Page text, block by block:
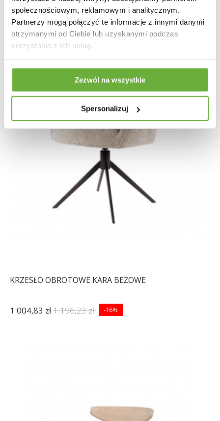
społecznościowym, reklamowym i analitycznym.
Partnerzy mogą połączyć te informacje z innymi danymi
otrzymanymi od Ciebie lub uzyskanymi podczas
korzystania z ich usług.
Zezwól na wszystkie
Spersonalizuj
KRZESŁO OBROTOWE KARA BEŻOWE
1 004,83 zł1 196,23 zł -16%